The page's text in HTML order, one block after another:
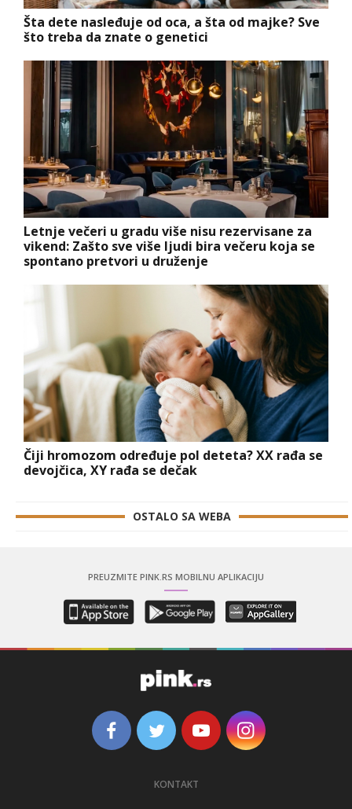
Šta dete nasleđuje od oca, a šta od majke? Sve
što treba da znate o genetici
Letnje večeri u gradu više nisu rezervisane za
vikend: Zašto sve više ljudi bira večeru koja se
spontano pretvori u druženje
Čiji hromozom određuje pol deteta? XX rađa se
devojčica, XY rađa se dečak
OSTALO SA WEBA
PREUZMITE PINK.RS MOBILNU APLIKACIJU
KONTAKT